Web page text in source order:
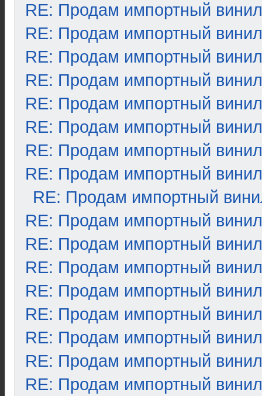
RE: Продам импортный винил
RE: Продам импортный винил
RE: Продам импортный винил
RE: Продам импортный винил
RE: Продам импортный винил
RE: Продам импортный винил
RE: Продам импортный винил
RE: Продам импортный винил
RE: Продам импортный
RE: Продам импортный винил
RE: Продам импортный винил
RE: Продам импортный винил
RE: Продам импортный винил
RE: Продам импортный винил
RE: Продам импортный винил
RE: Продам импортный винил
RE: Продам импортный винил